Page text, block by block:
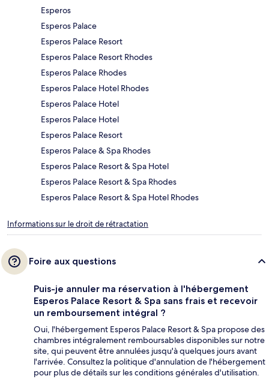
Esperos
Esperos Palace
Esperos Palace Resort
Esperos Palace Resort Rhodes
Esperos Palace Rhodes
Esperos Palace Hotel Rhodes
Esperos Palace Hotel
Esperos Palace Hotel
Esperos Palace Resort
Esperos Palace & Spa Rhodes
Esperos Palace Resort & Spa Hotel
Esperos Palace Resort & Spa Rhodes
Esperos Palace Resort & Spa Hotel Rhodes
Informations sur le droit de rétractation
Foire aux questions
Puis-je annuler ma réservation à l'hébergement
Esperos Palace Resort & Spa sans frais et recevoir
un remboursement intégral ?
Oui, l'hébergement Esperos Palace Resort & Spa propose des
chambres intégralement remboursables disponibles sur notre
site, qui peuvent être annulées jusqu'à quelques jours avant
l'arrivée. Consultez la politique d'annulation de l'hébergement
pour plus de détails sur les conditions générales d'utilisation.